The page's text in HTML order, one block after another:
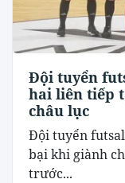
Đội tuyển
hai liên tiếp
châu lục
Đội tuyển
bại khi giành
trước...